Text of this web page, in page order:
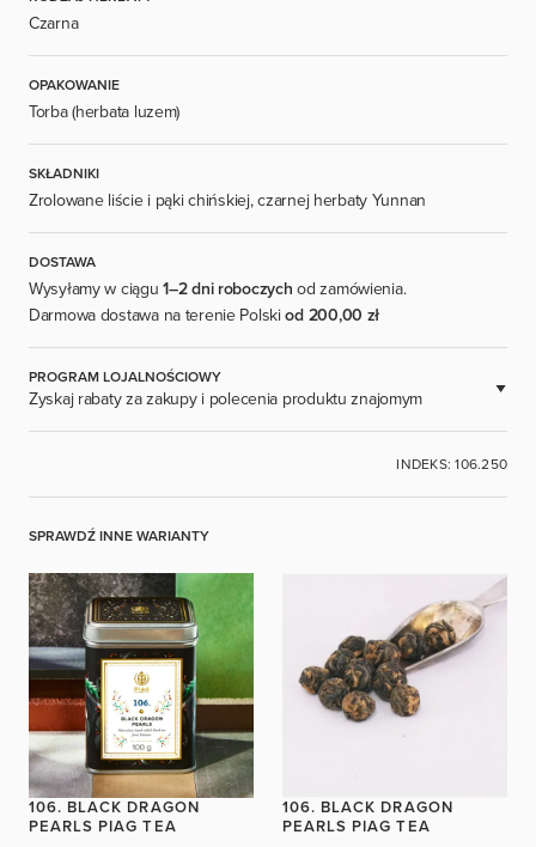
Czarna
OPAKOWANIE
Torba (herbata luzem)
SKŁADNIKI
Zrolowane liście i pąki chińskiej, czarnej herbaty Yunnan
DOSTAWA
Wysyłamy w ciągu1–2 dni roboczych od zamówienia.
Darmowa dostawa na terenie Polskiod 200,00 zł
PROGRAM LOJALNOŚCIOWY
Zyskaj rabaty za zakupy i polecenia produktu znajomym
ZALOGUJ SIĘ
INDEKS: 106.250
SPRAWDŹ INNE WARIANTY
106. BLACK DRAGON
PEARLS PIAG TEA
106. BLACK DRAGON
PEARLS PIAG TEA